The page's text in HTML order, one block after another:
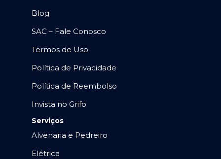
Blog
SAC – Fale Conosco
Termos de Uso
Política de Privacidade
Política de Reembolso
Invista no Grifo
Serviços
Alvenaria e Pedreiro
Elétrica